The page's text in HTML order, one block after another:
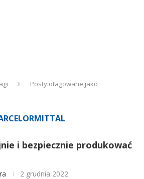
Posty otagowane jako
i bezpiecznie produkować
2 grudnia 2022